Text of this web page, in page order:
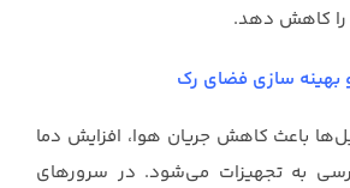
را کاهش دهد.
باعث کاهش جریان هوا، افزایش دما
به تجهیزات می‌شود. در سرورهای